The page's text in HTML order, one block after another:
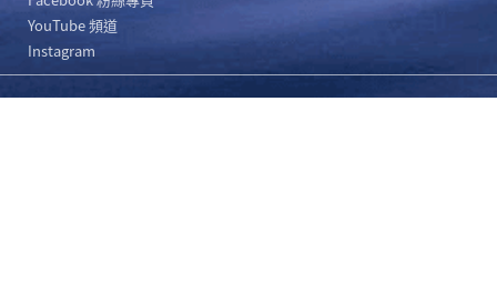
YouTube 頻道
Instagram